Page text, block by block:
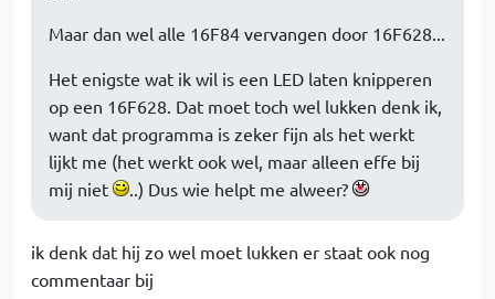
Maar dan wel alle 16F84 vervangen door 16F628...
Het enigste wat ik wil is een LED laten knipperen
op een 16F628. Dat moet toch wel lukken denk ik,
want dat programma is zeker fijn als het werkt
lijkt me (het werkt ook wel, maar alleen effe bij
mij niet
..) Dus wie helpt me alweer?
ik denk dat hij zo wel moet lukken er staat ook nog
commentaar bij